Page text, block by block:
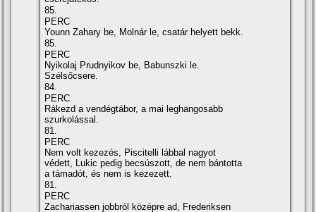
85.
PERC
Younn Zahary be, Molnár le, csatár helyett bekk.
85.
PERC
Nyikolaj Prudnyikov be, Babunszki le.
Szélsőcsere.
84.
PERC
Rákezd a vendégtábor, a mai leghangosabb
szurkolással.
81.
PERC
Nem volt kezezés, Piscitelli lábbal nagyot
védett, Lukic pedig becsúszott, de nem bántotta
a támadót, és nem is kezezett.
81.
PERC
Zachariassen jobbról középre ad, Frederiksen